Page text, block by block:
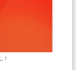
！